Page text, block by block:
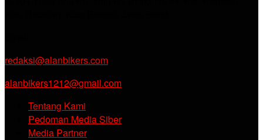
redaksi@alanbikers.com
alanbikers1212@gmail.com
Tentang Kami
Pedoman Media Siber
Media Partner